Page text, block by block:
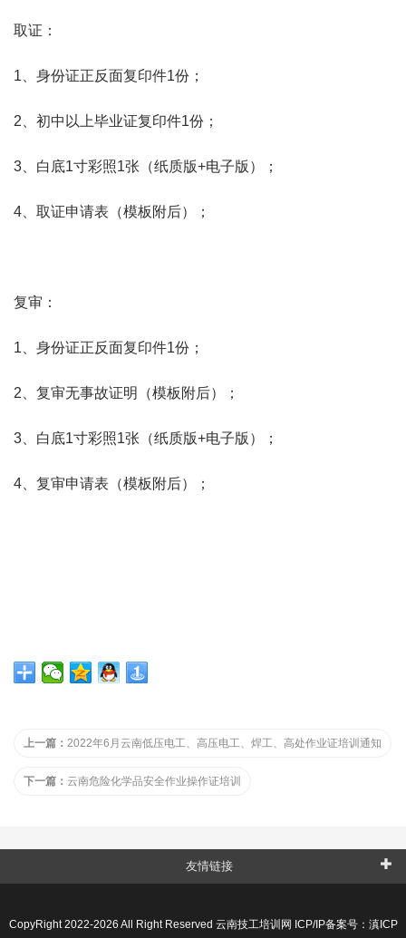
取证：
1、身份证正反面复印件1份；
2、初中以上毕业证复印件1份；
3、白底1寸彩照1张（纸质版+电子版）；
4、取证申请表（模板附后）；
复审：
1、身份证正反面复印件1份；
2、复审无事故证明（模板附后）；
3、白底1寸彩照1张（纸质版+电子版）；
4、复审申请表（模板附后）；
上一篇： 2022年6月云南低压电工、高压电工、焊工、高处作业证培训通知
下一篇： 云南危险化学品安全作业操作证培训
友情链接
CopyRight 2022-2026 All Right Reserved 云南技工培训网 ICP/IP备案号： 滇ICP